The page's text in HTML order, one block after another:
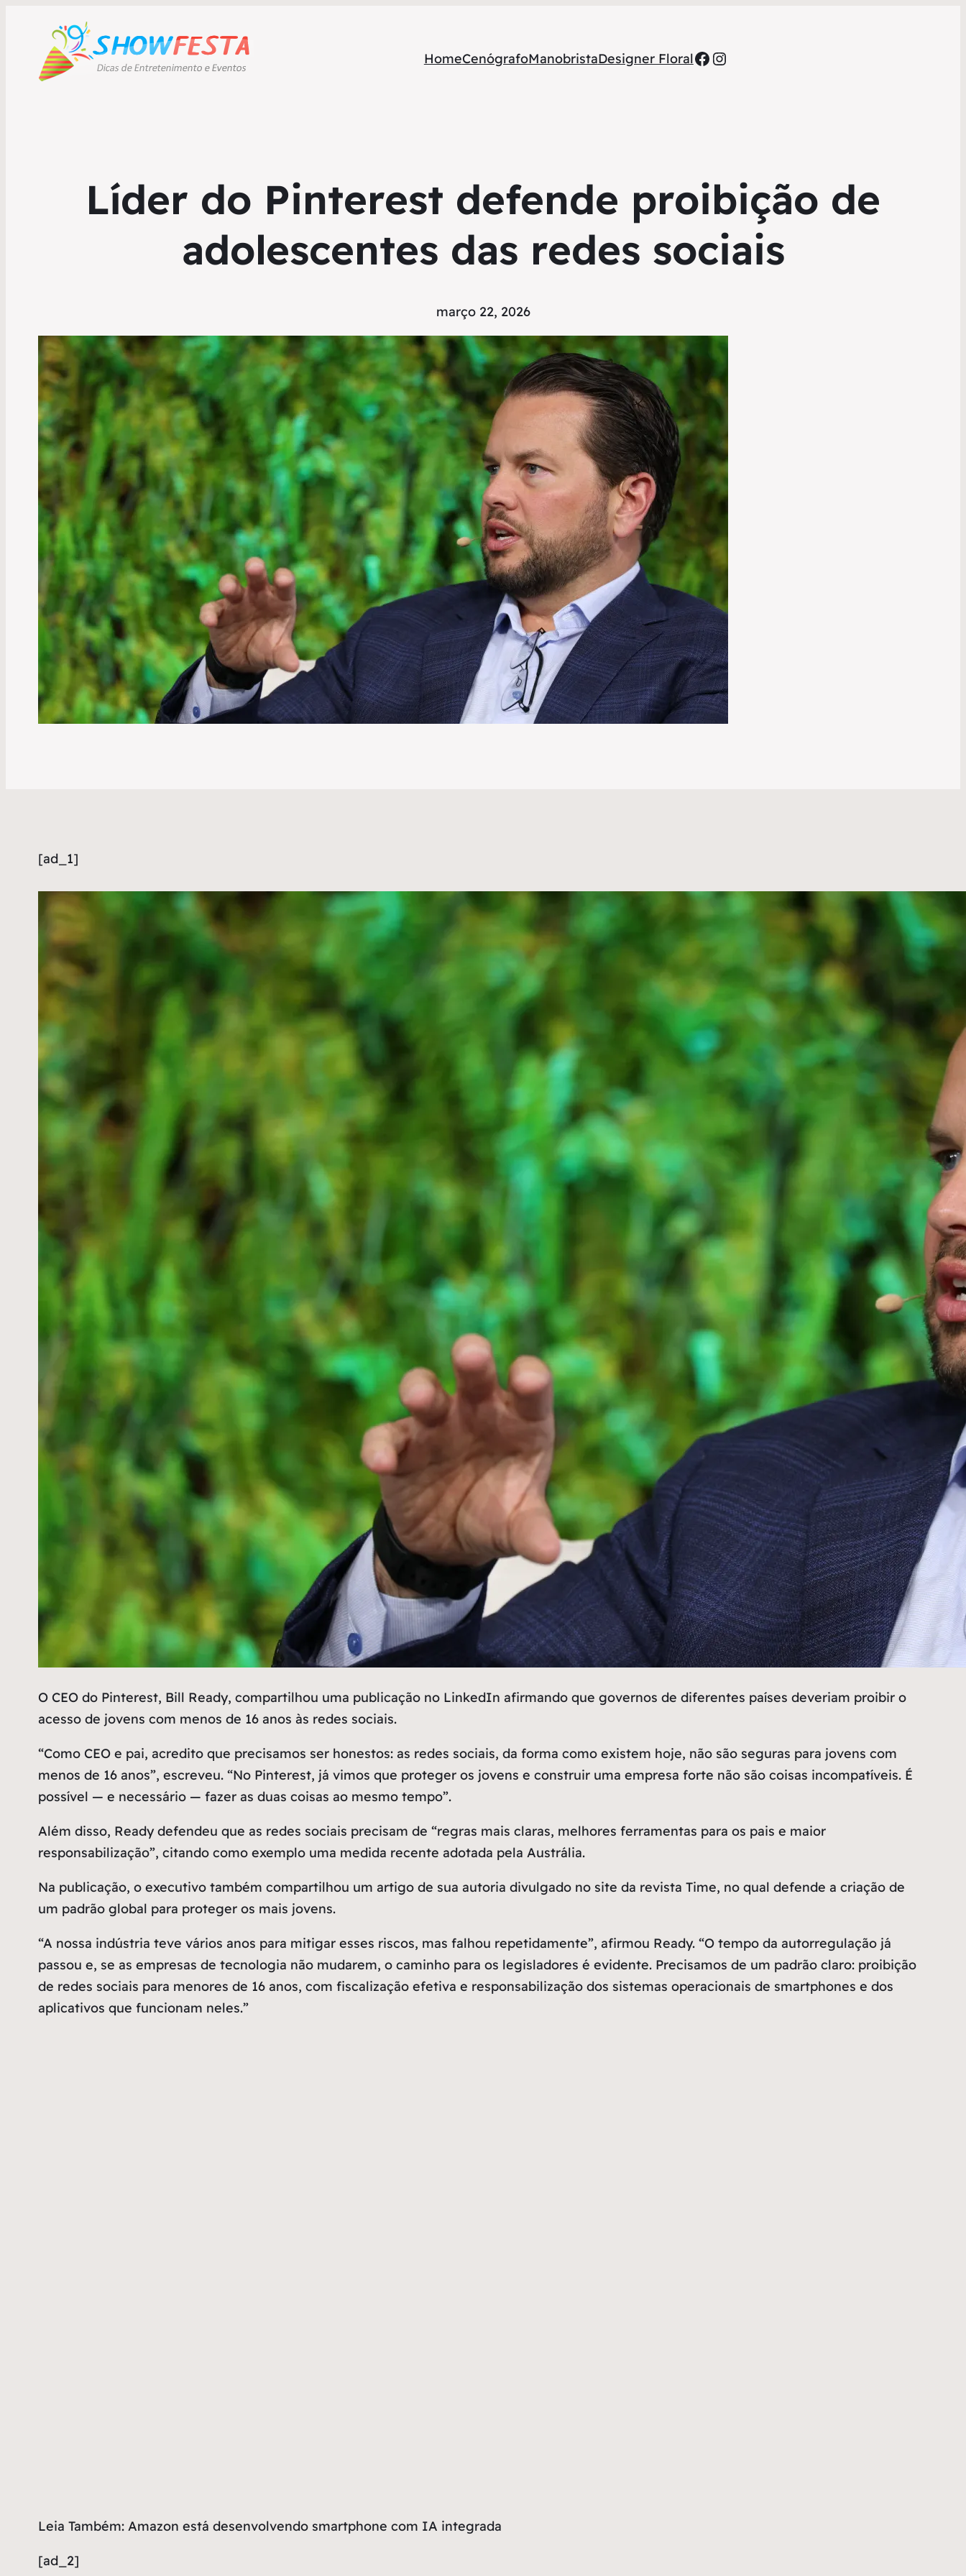
HomeCenógrafoManobristaDesigner FloralFacebook
Instagram
Líder do Pinterest defende proibição de
adolescentes das redes sociais
março 22, 2026
[ad_1]
OCEO do Pinterest, Bill Ready, compartilhou uma publicação no LinkedIn afirmando que governos de diferentes países deveriam proibir o
acesso de jovens com menos de 16 anos às redes sociais.
“Como CEO e pai, acredito que precisamos ser honestos: as redes sociais, da forma como existem hoje, não são seguras para jovens com
menos de 16 anos”, escreveu. “No Pinterest, já vimos que proteger os jovens e construir uma empresa forte não são coisas incompatíveis. É
possível — e necessário — fazer as duas coisas ao mesmo tempo”.
Além disso, Ready defendeu que as redes sociais precisam de “regras mais claras, melhores ferramentas para os pais e maior
responsabilização”, citando como exemplo uma medida recente adotada pela Austrália.
Na publicação, o executivo também compartilhou um artigo de sua autoria divulgado no site da revista Time, no qual defende a criação de
um padrão global para proteger os mais jovens.
“A nossa indústria teve vários anos para mitigar esses riscos, mas falhou repetidamente”, afirmou Ready. “O tempo da autorregulação já
passou e, se as empresas de tecnologia não mudarem, o caminho para os legisladores é evidente. Precisamos de um padrão claro: proibição
de redes sociais para menores de 16 anos, com fiscalização efetiva e responsabilização dos sistemas operacionais de smartphones e dos
aplicativos que funcionam neles.”
Leia Também: Amazon está desenvolvendo smartphone com IA integrada
[ad_2]